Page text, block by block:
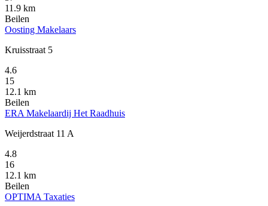
11.9 km
Beilen
Oosting Makelaars
Kruisstraat 5
4.6
15
12.1 km
Beilen
ERA Makelaardij Het Raadhuis
Weijerdstraat 11 A
4.8
16
12.1 km
Beilen
OPTIMA Taxaties